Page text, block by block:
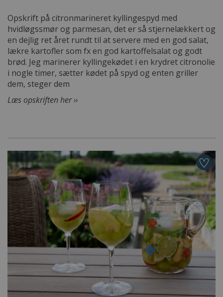
Opskrift på citronmarineret kyllingespyd med
hvidløgssmør og parmesan, det er så stjernelækkert og
en dejlig ret året rundt til at servere med en god salat,
lækre kartofler som fx en god kartoffelsalat og godt
brød. Jeg marinerer kyllingekødet i en krydret citronolie
i nogle timer, sætter kødet på spyd og enten griller
dem, steger dem
Læs opskriften her ››